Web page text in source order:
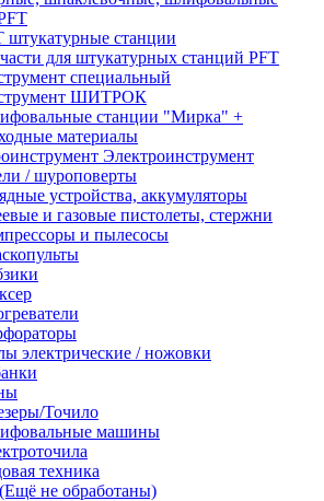
штукатурные станции
для штукатурных станций PFT
специальный
ШИТРОК
станции "Мирка" +
материалы
Электроинструмент
/ шуроповерты
устройства, аккумуляторы
и газовые пистолеты, стержни
и пылесосы
электрические / ножовки
Точило
машины
техника
не обработаны)